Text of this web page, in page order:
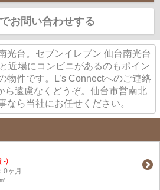
お問い合わせする
光台。セブンイレブン 仙台南光台
近場にコンビニがあるのもポイン
物件です。L’s Connectへのご連絡
ら遠慮なくどうぞ。仙台市営南北
なら当社にお任せください。
-)
0ヶ月